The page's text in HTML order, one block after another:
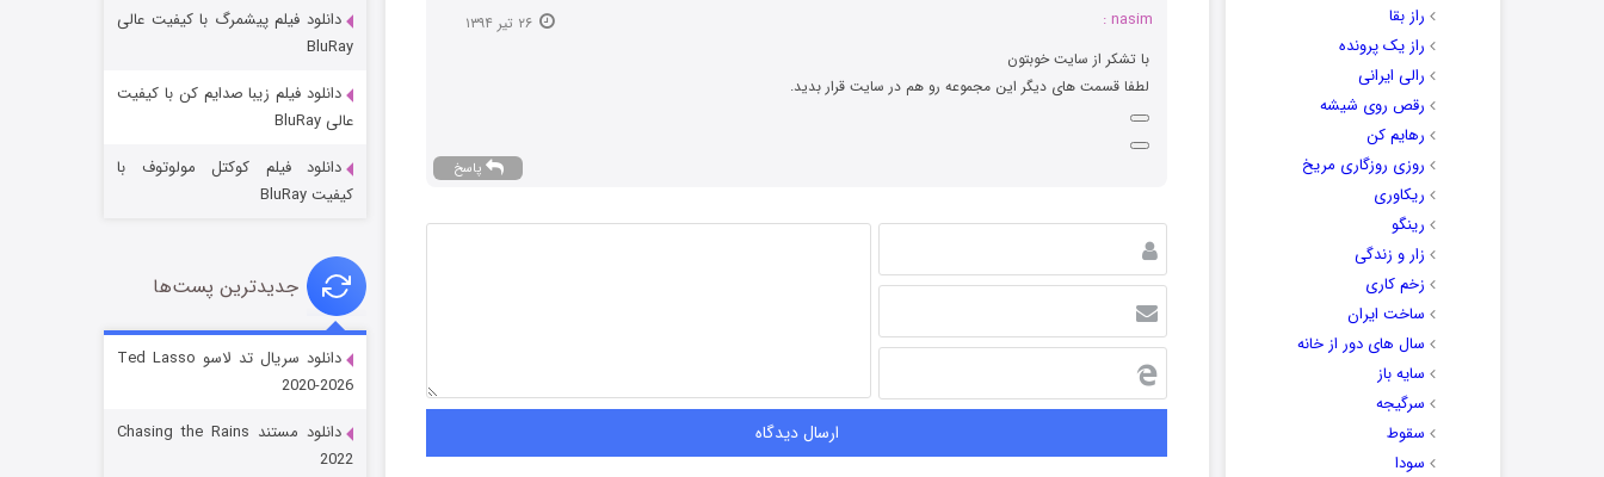
راز بقا
راز یک پرونده
رالی ایرانی
رقص روی شیشه
رهایم کن
روزی روزگاری مریخ
ریکاوری
رینگو
زار و زندگی
زخم کاری
ساخت ایران
سال های دور از خانه
سایه باز
سرگیجه
سقوط
سودا
nasim :
۲۶ تیر ۱۳۹۴
با تشکر از سایت خوبتون
لطفا قسمت های دیگر این مجموعه رو هم در سایت قرار بدید.
پاسخ
جادوگری در مغولستان
قسمت
دانلود فیلم پیشمرگ با کیفیت عالی
BluRay
دانلود فیلم زیبا صدایم کن با کیفیت
عالی BluRay
دانلود فیلم کوکتل مولوتوف با
کیفیت BluRay
جدیدترین پست‌ها
دانلود سریال تد لاسو Ted Lasso
2020-2026
دانلود مستند Chasing the Rains
2022